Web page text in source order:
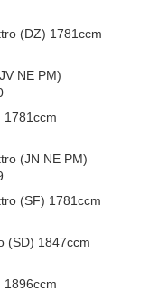
(DZ) 1781ccm
NE PM)
1781ccm
(JN NE PM)
(SF) 1781ccm
(SD) 1847ccm
1896ccm